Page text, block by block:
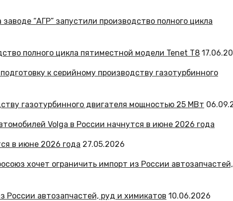
полного цикла пятиместной модели Tenet T8
газотурбинного двигателя мощностью 25 МВт
в июне 2026 года 27.05.2026
России автозапчастей, руд и химикатов 10.06.2026